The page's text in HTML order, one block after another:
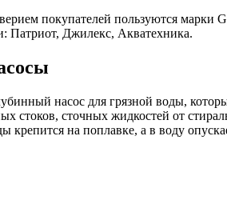
покупателей пользуются
Патриот, Джилекс, Акватехника.
насос для грязной воды,
стоков, сточных жидкостей от
крепится на поплавке, а в воду